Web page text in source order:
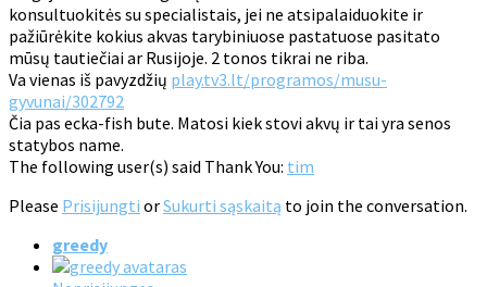
konsultuokitės su specialistais, jei ne atsipalaiduokite ir
pažiūrėkite kokius akvas tarybiniuose pastatuose pasitato
mūsų tautiečiai ar Rusijoje. 2 tonos tikrai ne riba.
Va vienas iš pavyzdžių play.tv3.lt/programos/musu-
gyvunai/302792
Čia pas ecka-fish bute. Matosi kiek stovi akvų ir tai yra senos
statybos name.
The following user(s) said Thank You: tim
Please Prisijungti orSukurti sąskaitą to join the conversation.
greedy